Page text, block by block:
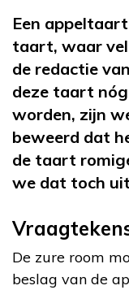
Een
taart, waar
de redactie
deze taart
worden, zijn
beweerd dat
de taart
we dat toch
De zure room
beslag van de